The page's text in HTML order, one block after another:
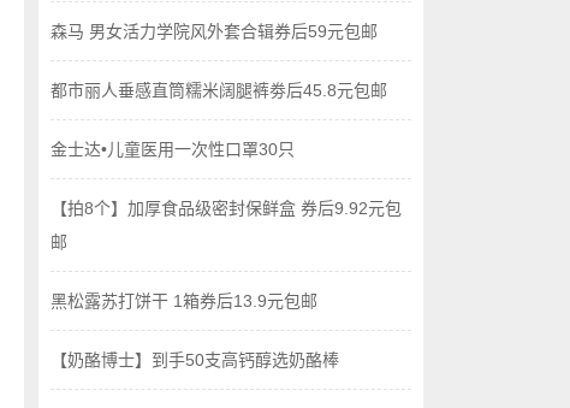
森马 男女活力学院风外套合辑券后59元包邮
都市丽人垂感直筒糯米阔腿裤劵后45.8元包邮
金士达•儿童医用一次性口罩30只
【拍8个】加厚食品级密封保鲜盒 券后9.92元包
邮
黑松露苏打饼干 1箱券后13.9元包邮
【奶酪博士】到手50支高钙醇选奶酪棒